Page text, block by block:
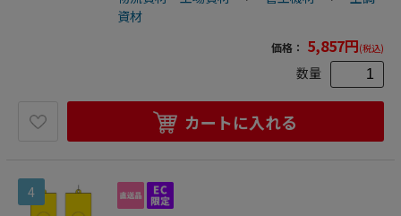
資材
価格： 5,857円(税込)
数量
カートに入れる
4